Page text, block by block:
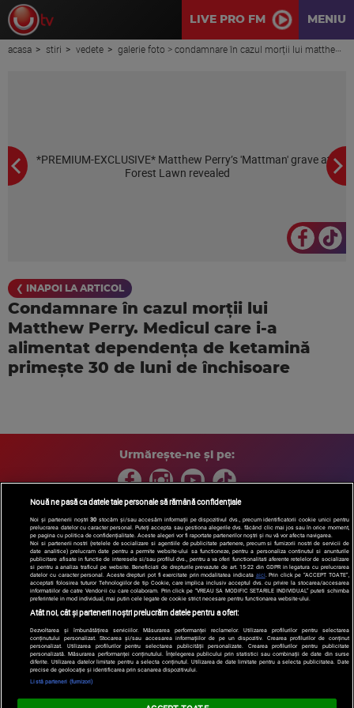
LIVE PRO FM MENIU
acasa stiri vedete galerie foto > condamnare în cazul morții lui matthew perry. medicul care i-a alimentat dependența de ketamină primește 30 de luni de închisoare
❮ INAPOI LA ARTICOL
Condamnare în cazul morții lui
Matthew Perry. Medicul care i-a
alimentat dependența de ketamină
primește 30 de luni de închisoare
Urmărește-ne și pe:
Copyright © 2026 / DIGI ROMANIA S.A.
Arhiva
Comunicate de presă Politica de confidentialitate
Termeni
si conditii
Gestionați preferințele| Contact/Info Codul etic
Nouă ne pasă ca datele tale personale să rămână confidențiale
Noi și partenerii noștri30 stocăm și/sau accesăm informații pe dispozitivul dvs., precum identificatorii cookie unici pentru
prelucrarea datelor cu caracter personal. Puteți accepta sau gestiona alegerile dvs. făcând clic mai jos sau în orice moment,
pe pagina cu politica de confidențialitate. Aceste alegeri vor fi raportate partenerilor noștri și nu vă vor afecta navigarea.
Noi si partenerii nostri (retelele de socializare si agentiile de publicitate partenere, precum si furnizorii nostri de servicii de
date analitice) prelucram date pentru a permite website-ului sa functioneze, pentru a personaliza continutul si anunturile
publicitare afisate in functie de interesele si/sau profilul dvs., pentru a va oferi functionalitati aferente retelelor de socializare
si pentru a analiza traficul pe website. Beneficiati de drepturile prevazute de art. 15-22 din GDPR in legatura cu prelucrarea
datelor cu caracter personal. Aceste drepturi pot fi exercitate prin modalitatea indicata aici. Prin click pe “ACCEPT TOATE”,
acceptati folosirea tuturor Tehnologiilor de tip Cookie, care implica inclusiv acceptul dvs. cu privire la stocarea/accesarea
informatiilor de catre Vendor-ii cu care colaboram. Prin click pe “VREAU SA MODIFIC SETARILE INDIVIDUAL” puteti schimba
preferintele in mod individual, mai putin cele legate de cookie strict necesare pentru functionarea website-ului.
Atât noi, cât și partenerii noștri prelucrăm datele pentru a oferi:
Dezvoltarea și îmbunătățirea serviciilor. Măsurarea performanței reclamelor. Utilizarea profilurilor pentru selectarea
conținutului personalizat. Stocarea și/sau accesarea informațiilor de pe un dispozitiv. Crearea profilurilor de conținut
personalizat. Utilizarea profilurilor pentru selectarea publicității personalizate. Crearea profilurilor pentru publicitate
personalizată. Măsurarea performanței conținutului. Înțelegerea publicului prin statistici sau combinații de date din surse
diferite. Utilizarea datelor limitate pentru a selecta conținutul. Utilizarea de date limitate pentru a selecta publicitatea. Date
precise de geolocație și identificarea prin scanarea dispozitivului.
Listă parteneri (furnizori)